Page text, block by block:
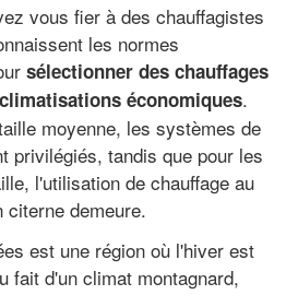
vous fier à des chauffagistes
les normes
sélectionner des chauffages
économiques.
moyenne, les systèmes de
privilégiés, tandis que pour les
l'utilisation de chauffage au
citerne demeure.
est une région où l'hiver est
fait d'un climat montagnard,